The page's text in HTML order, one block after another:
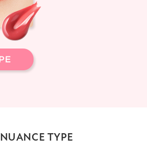
NUANCE TYPE